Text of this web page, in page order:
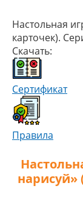
Настольная
карточек).
Скачать:
Сертификат
Правила
нарисуй»